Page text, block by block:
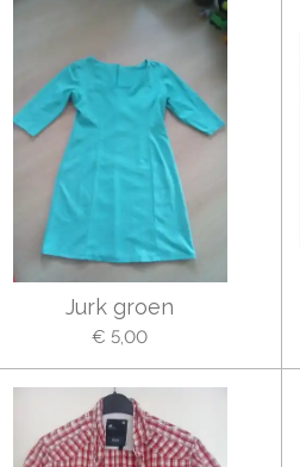
Jurk groen
€ 5,00